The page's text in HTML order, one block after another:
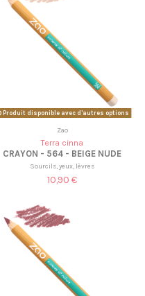
Produit disponible avec d'autres options
Zao
Terra cinna
CRAYON - 564 - BEIGE NUDE
Sourcils, yeux, lèvres
10,90 €